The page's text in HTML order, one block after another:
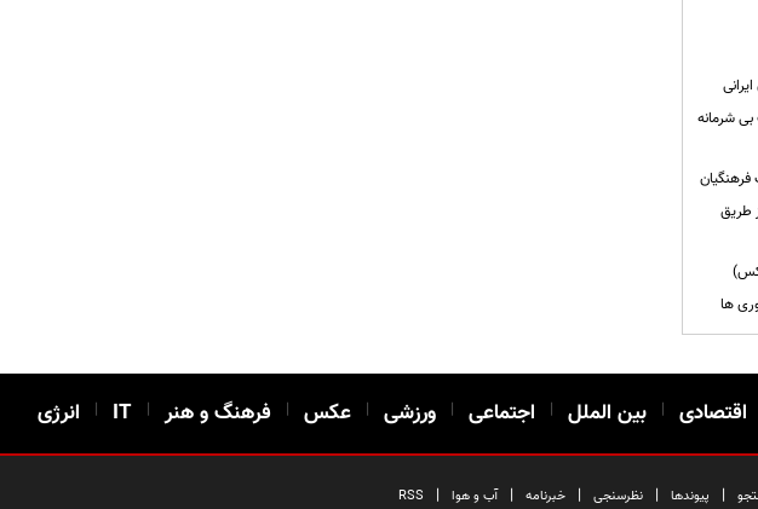
شرمانه
طریق
ها
اقتصادی | بین الملل | اجتماعی | ورزشی | عکس | فرهنگ و هنر |
IT
| انرژی
| پیوندها | نظرسنجی | خبرنامه | آب و هوا |
RSS